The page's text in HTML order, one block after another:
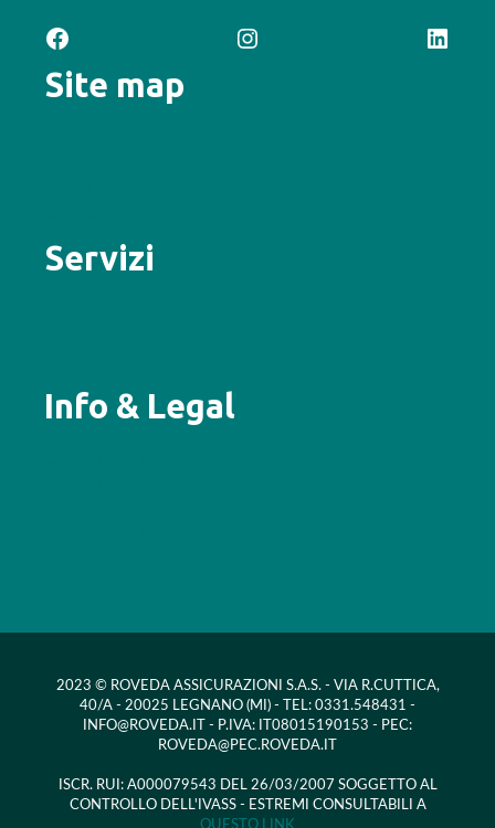
Facebook Instagram LinkedIn
Site map
Servizi
Info & Legal
2023 © ROVEDA ASSICURAZIONI S.A.S. - VIA R.CUTTICA,
40/A - 20025 LEGNANO (MI) - TEL: 0331.548431 -
INFO@ROVEDA.IT - P.IVA: IT08015190153 - PEC:
ROVEDA@PEC.ROVEDA.IT
ISCR. RUI: A000079543 DEL 26/03/2007 SOGGETTO AL
CONTROLLO DELL'IVASS - ESTREMI CONSULTABILI A